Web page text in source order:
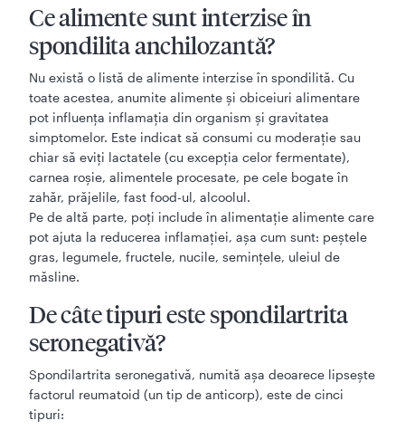
Ce alimente sunt interzise în
spondilita anchilozantă?
Nu există o listă de alimente interzise în spondilită. Cu
toate acestea, anumite alimente și obiceiuri alimentare
pot influența inflamația din organism și gravitatea
simptomelor. Este indicat să consumi cu moderație sau
chiar să eviți lactatele (cu excepția celor fermentate),
carnea roșie, alimentele procesate, pe cele bogate în
zahăr, prăjelile, fast food-ul, alcoolul.
Pe de altă parte, poți include în alimentație alimente care
pot ajuta la reducerea inflamației, așa cum sunt: peștele
gras, legumele, fructele, nucile, semințele, uleiul de
măsline.
De câte tipuri este spondilartrita
seronegativă?
Spondilartrita seronegativă, numită așa deoarece lipsește
factorul reumatoid (un tip de anticorp), este de cinci
tipuri: